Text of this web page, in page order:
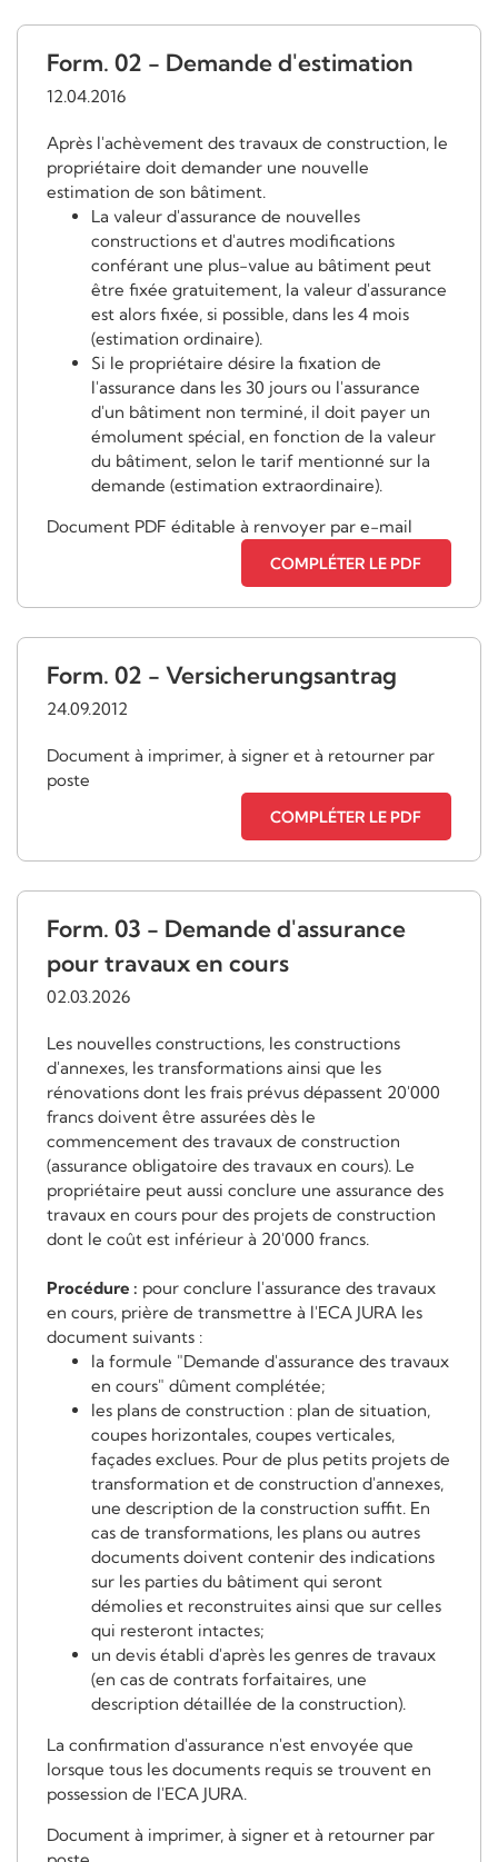
Form. 02 - Demande d'estimation
12.04.2016
Après l'achèvement des travaux de construction, le
propriétaire doit demander une nouvelle
estimation de son bâtiment.
La valeur d'assurance de nouvelles
constructions et d'autres modifications
conférant une plus-value au bâtiment peut
être fixée gratuitement, la valeur d'assurance
est alors fixée, si possible, dans les 4 mois
(estimation ordinaire).
Si le propriétaire désire la fixation de
l'assurance dans les 30 jours ou l'assurance
d'un bâtiment non terminé, il doit payer un
émolument spécial, en fonction de la valeur
du bâtiment, selon le tarif mentionné sur la
demande (estimation extraordinaire).
Document PDF éditable à renvoyer par e-mail
COMPLÉTER LE PDF
Form. 02 - Versicherungsantrag
24.09.2012
Document à imprimer, à signer et à retourner par
poste
COMPLÉTER LE PDF
Form. 03 - Demande d'assurance
pour travaux en cours
02.03.2026
Les nouvelles constructions, les constructions
d'annexes, les transformations ainsi que les
rénovations dont les frais prévus dépassent 20'000
francs doivent être assurées dès le
commencement des travaux de construction
(assurance obligatoire des travaux en cours). Le
propriétaire peut aussi conclure une assurance des
travaux en cours pour des projets de construction
dont le coût est inférieur à 20'000 francs.
Procédure : pour conclure l'assurance des travaux
en cours, prière de transmettre à l'ECA JURA les
document suivants :
la formule "Demande d'assurance des travaux
en cours" dûment complétée;
les plans de construction : plan de situation,
coupes horizontales, coupes verticales,
façades exclues. Pour de plus petits projets de
transformation et de construction d'annexes,
une description de la construction suffit. En
cas de transformations, les plans ou autres
documents doivent contenir des indications
sur les parties du bâtiment qui seront
démolies et reconstruites ainsi que sur celles
qui resteront intactes;
un devis établi d'après les genres de travaux
(en cas de contrats forfaitaires, une
description détaillée de la construction).
La confirmation d'assurance n'est envoyée que
lorsque tous les documents requis se trouvent en
possession de l'ECA JURA.
Document à imprimer, à signer et à retourner par